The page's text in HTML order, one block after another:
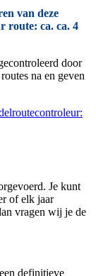
van deze
route: ca. ca. 4
door
na en geven
Je kunt
of elk jaar
vragen wij je de
definitieve